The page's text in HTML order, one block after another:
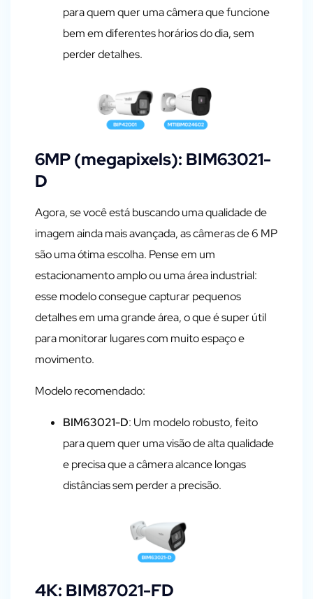
para quem quer uma câmera que funcione
bem em diferentes horários do dia, sem
perder detalhes.
6MP (megapixels): BIM63021-
D
Agora, se você está buscando uma qualidade de
imagem ainda mais avançada, as câmeras de 6 MP
são uma ótima escolha. Pense em um
estacionamento amplo ou uma área industrial:
esse modelo consegue capturar pequenos
detalhes em uma grande área, o que é super útil
para monitorar lugares com muito espaço e
movimento.
Modelo recomendado:
BIM63021-D: Um modelo robusto, feito
para quem quer uma visão de alta qualidade
e precisa que a câmera alcance longas
distâncias sem perder a precisão.
4K: BIM87021-FD